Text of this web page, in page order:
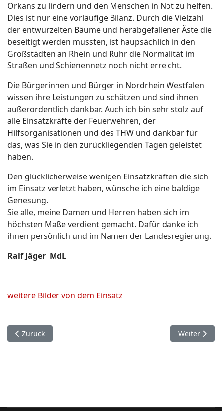
Orkans zu lindern und den Menschen in Not zu helfen.
Dies ist nur eine vorläufige Bilanz. Durch die Vielzahl
der entwurzelten Bäume und herabgefallener Äste die
beseitigt werden mussten, ist haupsächlich in den
Großstädten an Rhein und Ruhr die Normalität im
Straßen und Schienennetz noch nicht erreicht.
Die Bürgerinnen und Bürger in Nordrhein Westfalen
wissen ihre Leistungen zu schätzen und sind ihnen
außerordentlich dankbar. Auch ich bin sehr stolz auf
alle Einsatzkräfte der Feuerwehren, der
Hilfsorganisationen und des THW und dankbar für
das, was Sie in den zurückliegenden Tagen geleistet
haben.
Den glücklicherweise wenigen Einsatzkräften die sich
im Einsatz verletzt haben, wünsche ich eine baldige
Genesung.
Sie alle, meine Damen und Herren haben sich im
höchsten Maße verdient gemacht. Dafür danke ich
ihnen persönlich und im Namen der Landesregierung.
Ralf Jäger MdL
weitere Bilder von dem Einsatz
Vorheriger Beitrag: 21. Juni. Leistungsnachweis der
Zurück Nächster
Weiter